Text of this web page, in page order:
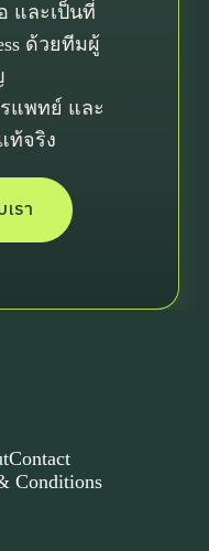
และเป็นที่
ด้วยทีมผู้
แพทย์ และ
ท้จริง
รา
Contact
Conditions